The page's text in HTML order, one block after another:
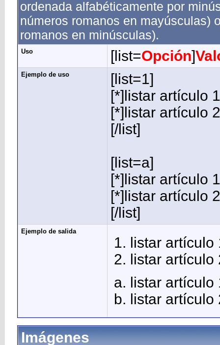
ordenada alfabéticamente por
números romanos en mayúsculas)
romanos en minúsculas).
Uso [list=Opción]
Ejemplo de uso
[list=1]
[*]listar artículo 1
[*]listar artículo 2
[/list]
[list=a]
[*]listar artículo 1
[*]listar artículo 2
[/list]
Ejemplo de salida
listar artículo
listar artículo
listar artículo
listar artículo
Imágenes